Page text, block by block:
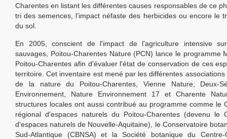
Charentes en listant les différentes causes responsables de ce
tri des semences, l’impact néfaste des herbicides ou encore le
du sol.
En 2005, conscient de l'impact de l'agriculture intensive
sauvages, Poitou-Charentes Nature (PCN) lance le programme
Poitou-Charentes afin d'évaluer l'état de conservation de ces
territoire. Cet inventaire est mené par les différentes
de la nature du Poitou-Charentes, Vienne Nature, Deux-
Environnement, Nature Environnement 17 et Charente
structures locales ont aussi contribué au programme comme le
régional d'espaces naturels du Poitou-Charentes (devenu le
d'espaces naturels de Nouvelle-Aquitaine), le Conservatoire
Sud-Atlantique (CBNSA) et la Société botanique du Centre-